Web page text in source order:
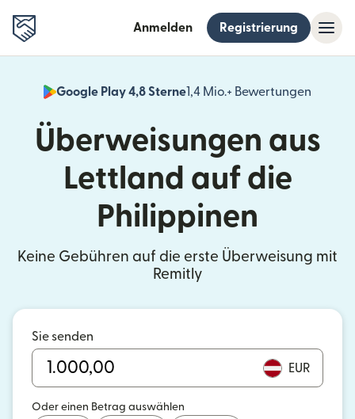
Anmelden Registrierung
Google Play 4,8 Sterne1,4 Mio.+ Bewertungen
Überweisungen aus
Lettland auf die
Philippinen
Keine Gebühren auf die erste Überweisung mit
Remitly
Sie senden
EUR
Oder einen Betrag auswählen